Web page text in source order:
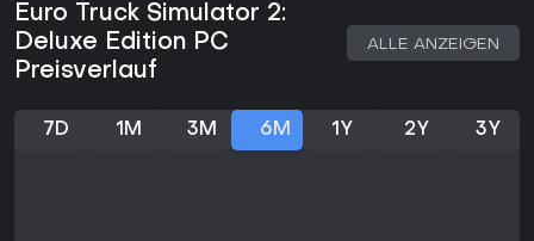
Tankstopps fließen in die Wirtschaftlichkeit jeder Fahrt ein.
Die offene Welt umfasst zahlreiche europäische Länder mit
unterschiedlichen Straßennetzen und Sehenswürdigkeiten
und lädt dazu ein, das Unternehmen durch stetige
auszubauen.
Euro Truck Simulator 2:
Deluxe Edition PC
Preisverlauf
ALLE ANZEIGEN
7D 1M 3M 6M 1Y 2Y 3Y